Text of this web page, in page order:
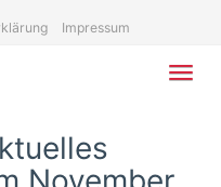
Impressum